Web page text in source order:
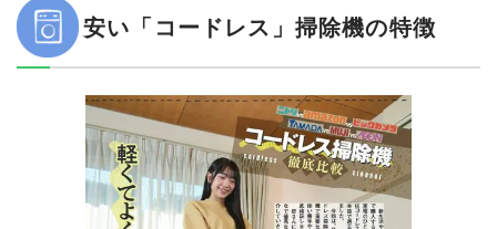
安い「コードレス」掃除機の特徴